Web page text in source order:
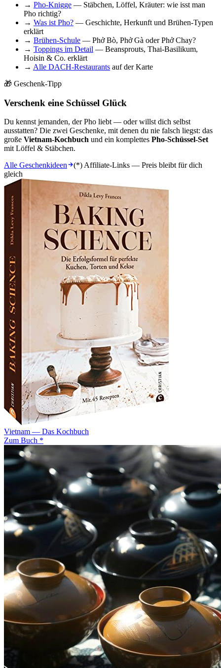
→ Pho-Knigge — Stäbchen, Löffel, Kräuter: wie isst man
Pho richtig?
→ Was ist Pho? — Geschichte, Herkunft und Brühen-Typen
erklärt
→ Brühen-Schule — Phở Bò, Phở Gà oder Phở Chay?
→ Toppings im Detail — Beansprouts, Thai-Basilikum,
Hoisin & Co. erklärt
→ Alle DACH-Restaurants auf der Karte
🎁 Geschenk-Tipp
Verschenk eine Schüssel Glück
Du kennst jemanden, der Pho liebt — oder willst dich selbst
ausstatten? Die zwei Geschenke, mit denen du nie falsch liegst: das
große Vietnam-Kochbuch und ein komplettes Pho-Schüssel-Set
mit Löffel & Stäbchen.
Alle Geschenkideen
(*) Affiliate-Links — Preis bleibt für dich
gleich
Vietnam — Das Kochbuch
Zum Buch *